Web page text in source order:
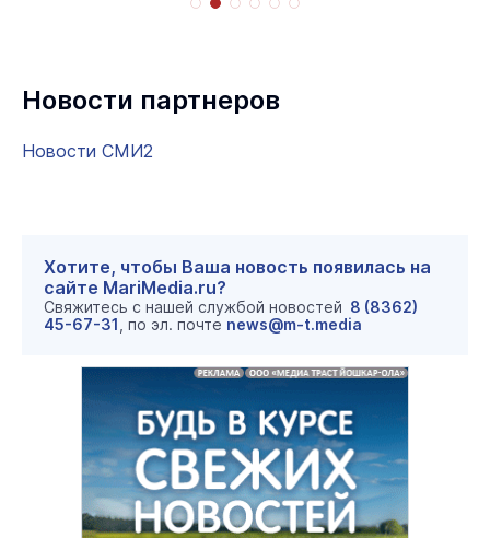
Новости партнеров
Новости СМИ2
Хотите, чтобы Ваша новость появилась на
сайте MariMedia.ru?
Свяжитесь с нашей службой новостей 8 (8362)
45-67-31 , по эл. почте news@m-t.media